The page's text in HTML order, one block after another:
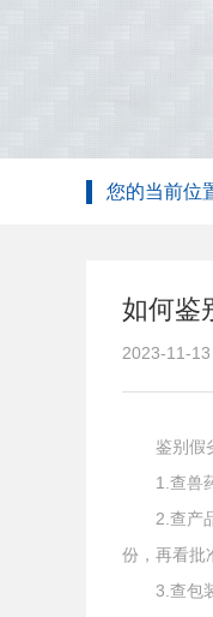
您的当前位
如何鉴
2023-11-
鉴别假劣
1.查兽药
2.查产品
份，再看批
3.查包装